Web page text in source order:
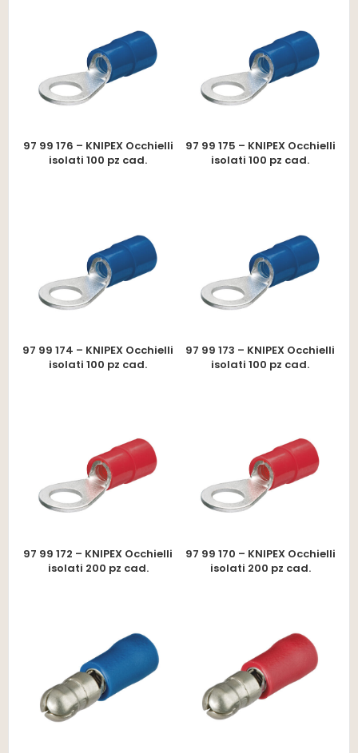
97 99 176 – KNIPEX Occhielli
isolati 100 pz cad.
97 99 175 – KNIPEX Occhielli
isolati 100 pz cad.
97 99 174 – KNIPEX Occhielli
isolati 100 pz cad.
97 99 173 – KNIPEX Occhielli
isolati 100 pz cad.
97 99 172 – KNIPEX Occhielli
isolati 200 pz cad.
97 99 170 – KNIPEX Occhielli
isolati 200 pz cad.